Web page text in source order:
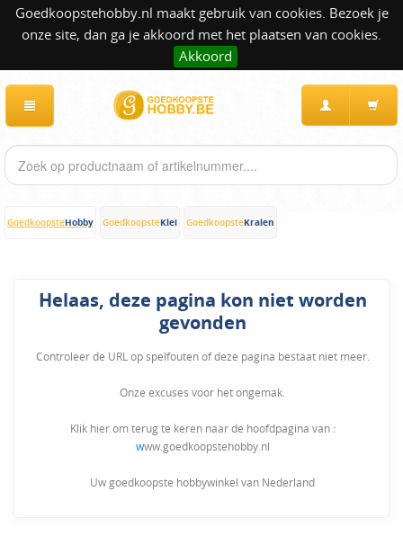
Goedkoopstehobby.nl maakt gebruik van cookies. Bezoek je
onze site, dan ga je akkoord met het plaatsen van cookies.
Akkoord
GoedkoopsteHobby GoedkoopsteKlei GoedkoopsteKralen
Helaas, deze pagina kon niet worden
gevonden
Controleer de URL op spelfouten of deze pagina bestaat niet meer.
Onze excuses voor het ongemak.
Klik hier om terug te keren naar de hoofdpagina van :
www.goedkoopstehobby.nl
Uw goedkoopste hobbywinkel van Nederland